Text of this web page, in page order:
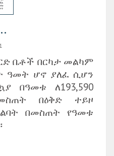
ቤቶች በርካታ መልካም
ዓመት ሆኖ ያለፈ ሲሆን
በዓመቱ ለ193,590
በዕቅድ ተይዞ
በመስጠት የዓመቱ